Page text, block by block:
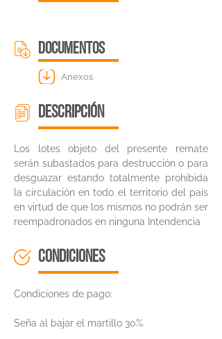
DOCUMENTOS
Anexos
descripción
Los lotes objeto del presente remate
serán subastados para destrucción o para
desguazar estando totalmente prohibida
la circulación en todo el territorio del país
en virtud de que los mismos no podrán ser
reempadronados en ninguna Intendencia
CONDICIONES
Condiciones de pago:
Seña al bajar el martillo 30%.